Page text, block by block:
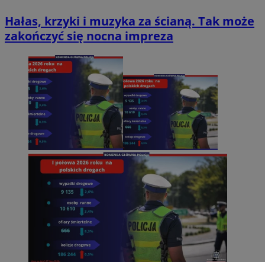
Hałas, krzyki i muzyka za ścianą. Tak może
zakończyć się nocna impreza